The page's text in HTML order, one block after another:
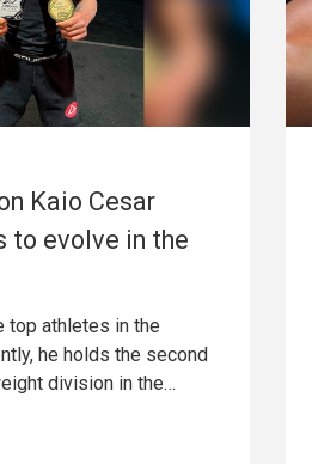
Kaio Cesar
to evolve in the
top athletes in the
he holds the second
division in the…